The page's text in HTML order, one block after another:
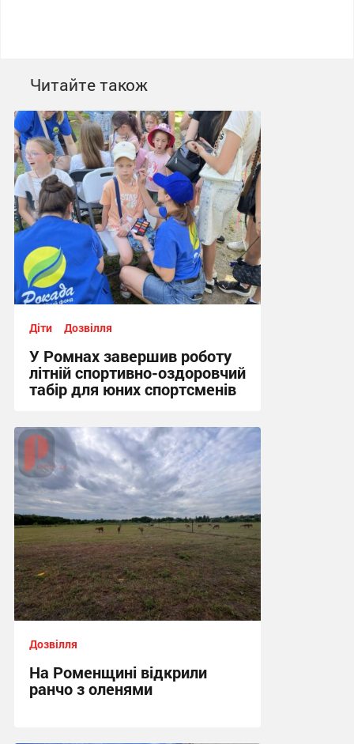
Читайте також
Діти Дозвілля
У Ромнах завершив роботу
літній спортивно-оздоровчий
табір для юних спортсменів
18:00, 9.07.2026
Дозвілля
На Роменщині відкрили
ранчо з оленями